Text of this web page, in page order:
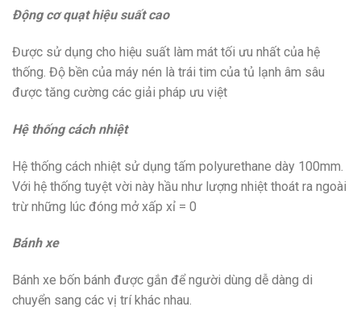
Động cơ quạt hiệu suất cao
Được sử dụng cho hiệu suất làm mát tối ưu nhất của hệ
thống. Độ bền của máy nén là trái tim của tủ lạnh âm sâu
được tăng cường các giải pháp ưu việt
Hệ thống cách nhiệt
Hệ thống cách nhiệt sử dụng tấm polyurethane dày 100mm.
Với hệ thống tuyệt vời này hầu như lượng nhiệt thoát ra ngoài
trừ những lúc đóng mở xấp xỉ = 0
Bánh xe
Bánh xe bốn bánh được gắn để người dùng dễ dàng di
chuyển sang các vị trí khác nhau.